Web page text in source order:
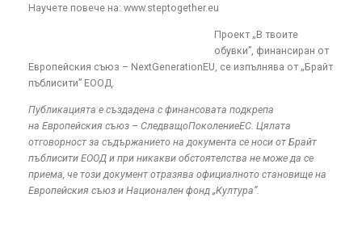
Научете повече на: www.steptogether.eu
Проект „В твоите
обувки”, финансиран от
Европейския съюз – NextGenerationEU, се изпълнява от „Брайт
пъблисити” ЕООД.
Публикацията е създадена с финансовата подкрепа
на Европейския съюз – СледващоПоколениеЕС. Цялата
отговорност за съдържанието на документа се носи от Брайт
пъблисити ЕООД и при никакви обстоятелства не може да се
приема, че този документ отразява официалното становище на
Европейския съюз и Национален фонд „Култура”.